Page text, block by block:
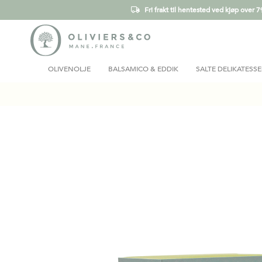
Fri frakt til hentested ved kjøp over
OLIVENOLJE BALSAMICO & EDDIK SALTE